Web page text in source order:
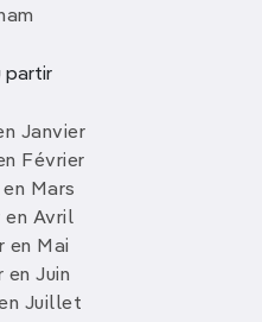
partir
Janvier
Février
Mars
en Avril
en Mai
en Juin
Juillet